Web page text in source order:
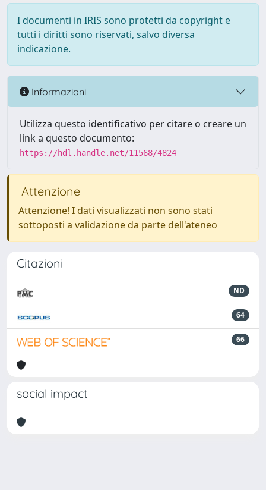
I documenti in IRIS sono protetti da copyright e
tutti i diritti sono riservati, salvo diversa
indicazione.
Informazioni
Utilizza questo identificativo per citare o creare un
link a questo documento:
https://hdl.handle.net/11568/4824
Attenzione
Attenzione! I dati visualizzati non sono stati
sottoposti a validazione da parte dell'ateneo
Citazioni
ND
64
66
social impact